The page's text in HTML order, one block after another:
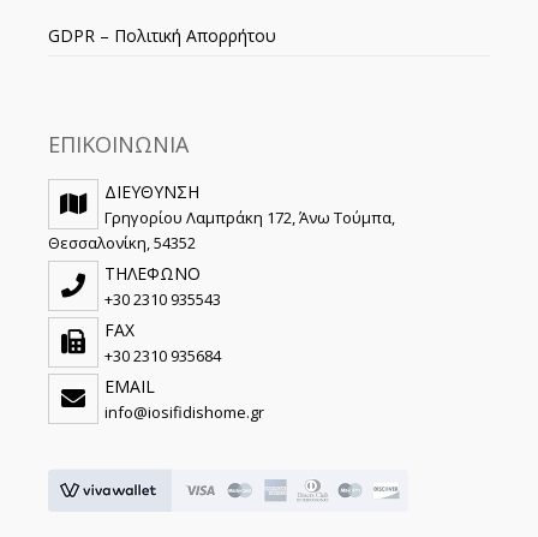
GDPR – Πολιτική Απορρήτου
ΕΠΙΚΟΙΝΩΝΙΑ
ΔΙΕΥΘΥΝΣΗ
Γρηγορίου Λαμπράκη 172, Άνω Τούμπα,
Θεσσαλονίκη, 54352
ΤΗΛΕΦΩΝΟ
+30 2310 935543
FAX
+30 2310 935684
EMAIL
info@iosifidishome.gr